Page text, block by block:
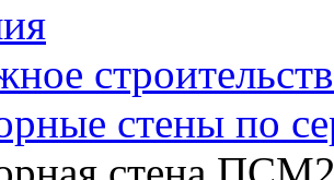
стены по